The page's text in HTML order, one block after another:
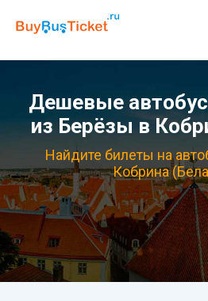
Дешевые
из Берёзы в
Найдите билеты на
Кобрина